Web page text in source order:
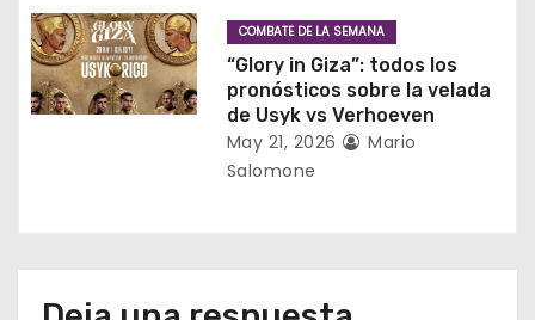
a
d
COMBATE DE LA SEMANA
“Glory in Giza”: todos los
pronósticos sobre la velada
de Usyk vs Verhoeven
May 21, 2026
Mario
Salomone